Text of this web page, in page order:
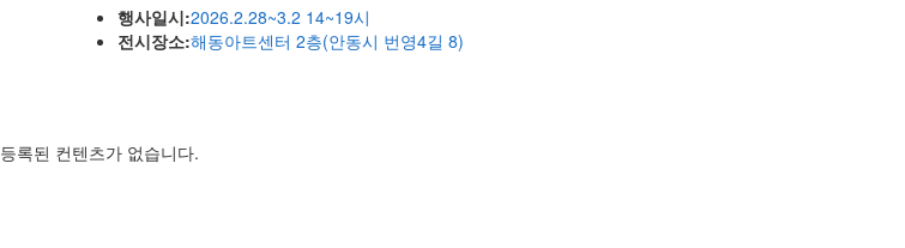
행사일시:2026.2.28~3.2 14~19시
전시장소:해동아트센터 2층(안동시 번영4길 8)
등록된 컨텐츠가 없습니다.